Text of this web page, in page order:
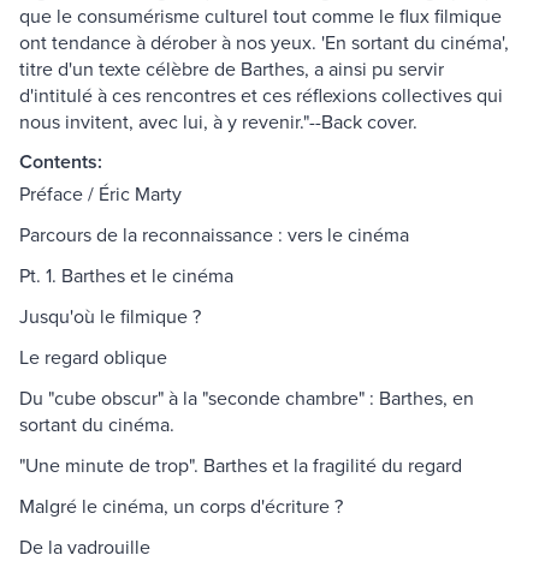
que le consumérisme culturel tout comme le flux filmique
ont tendance à dérober à nos yeux. 'En sortant du cinéma',
titre d'un texte célèbre de Barthes, a ainsi pu servir
d'intitulé à ces rencontres et ces réflexions collectives qui
nous invitent, avec lui, à y revenir."--Back cover.
Contents:
Préface / Éric Marty
Parcours de la reconnaissance : vers le cinéma
Pt. 1. Barthes et le cinéma
Jusqu'où le filmique ?
Le regard oblique
Du "cube obscur" à la "seconde chambre" : Barthes, en
sortant du cinéma.
"Une minute de trop". Barthes et la fragilité du regard
Malgré le cinéma, un corps d'écriture ?
De la vadrouille